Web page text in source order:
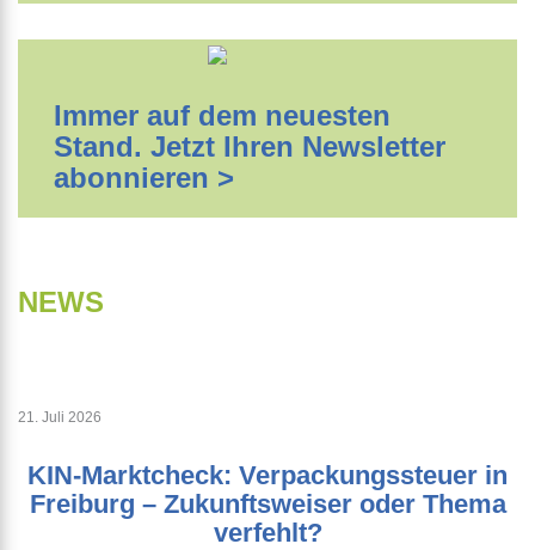
Immer auf dem neuesten
Stand. Jetzt Ihren Newsletter
abonnieren >
NEWS
21. Juli 2026
KIN-Marktcheck: Verpackungssteuer in
Freiburg – Zukunftsweiser oder Thema
verfehlt?